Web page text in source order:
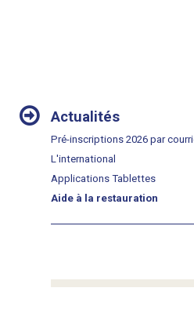
NAVIGATION
Actualités
Pré-inscriptions 2026 par
L'international
Applications Tablettes
Aide à la restauration